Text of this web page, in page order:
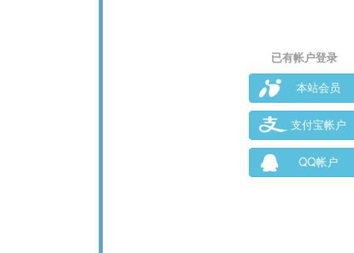
已有帐户登录
本站会员
支付宝帐户
QQ帐户